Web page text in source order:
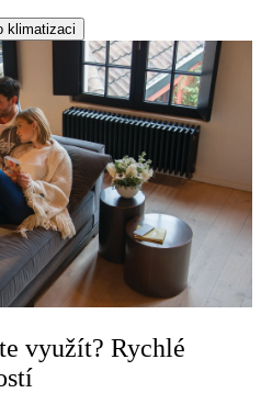
klimatizaci
využít? Rychlé